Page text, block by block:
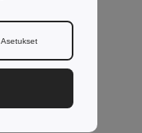
Asetukset